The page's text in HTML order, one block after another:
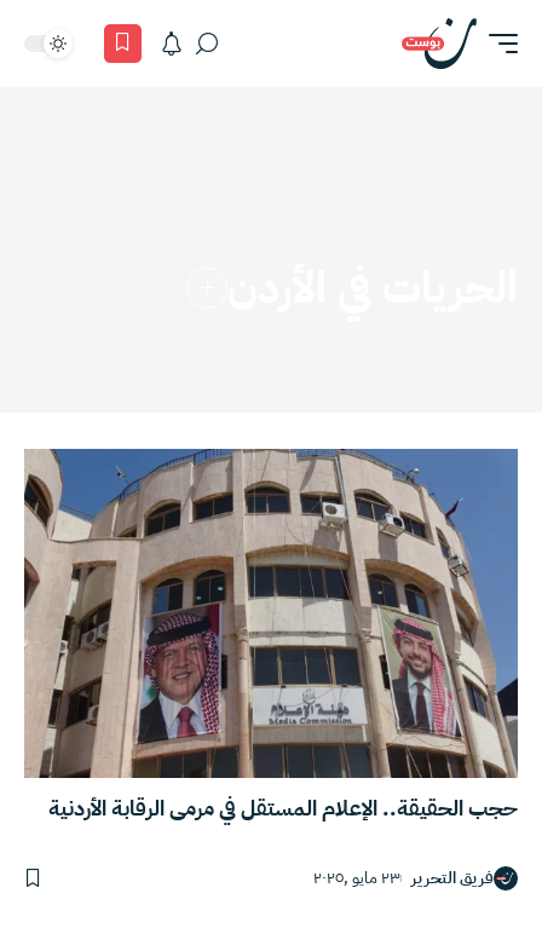
حجب الحقيقة.. الإعلام المستقل في مرمى الرقابة الأردنية
فريق التحرير ٢٣ مايو ,٢٠٢٥